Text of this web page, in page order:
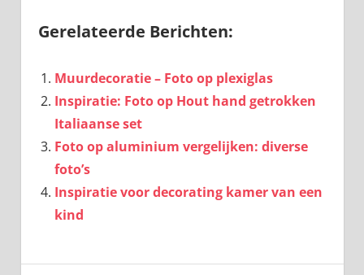
Gerelateerde Berichten:
Muurdecoratie – Foto op plexiglas
Inspiratie: Foto op Hout hand getrokken
Italiaanse set
Foto op aluminium vergelijken: diverse
foto’s
Inspiratie voor decorating kamer van een
kind